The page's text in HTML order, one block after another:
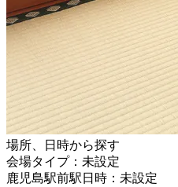
場所、日時から探す
会場タイプ：未設定
鹿児島駅前駅日時：未設定